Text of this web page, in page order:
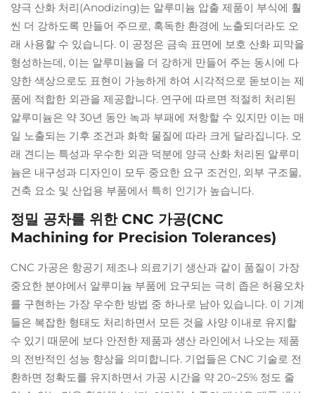
양극 산화 처리(Anodizing)는 알루미늄 압출 제품이 부식에 훨
씬 더 강하도록 만들어 주므로, 혹독한 환경에 노출되더라도 오
래 사용할 수 있습니다. 이 공정은 금속 표면에 보호 산화 피막을
형성하는데, 이는 알루미늄을 더 강하게 만들어 주는 동시에 다
양한 색상으로도 표현이 가능하게 하여 시각적으로 돋보이는 제
품에 적합한 외관을 제공합니다. 연구에 따르면 적절히 처리된
알루미늄은 약 30년 동안 녹과 부패에 저항할 수 있지만 이는 매
일 노출되는 기후 조건과 화학 물질에 따라 크게 달라집니다. 오
래 견디는 특성과 우수한 외관 덕분에 양극 산화 처리된 알루미
늄은 내구성과 디자인이 모두 중요한 요구 조건인, 외부 구조물,
건축 요소 및 산업용 부품에서 특히 인기가 높습니다.
정밀 공차를 위한 CNC 가공(CNC
Machining for Precision Tolerances)
CNC 가공은 항공기 제조나 의료기기 생산과 같이 품질이 가장
중요한 분야에서 알루미늄 부품에 요구되는 극히 좁은 허용오차
를 구현하는 가장 우수한 방법 중 하나로 남아 있습니다. 이 기계
들은 복잡한 형태도 처리하면서 모든 것을 사양 이내로 유지할
수 있기 때문에 보다 안전한 제품과 생산 라인에서 나오는 제품
의 전반적인 성능 향상을 의미합니다. 기업들은 CNC 기술로 전
환하면 정확도를 유지하면서 가공 시간을 약 20~25% 정도 줄